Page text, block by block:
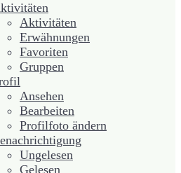
Aktivitäten
Erwähnungen
Favoriten
Gruppen
Ansehen
Bearbeiten
Profilfoto ändern
Ungelesen
Gelesen